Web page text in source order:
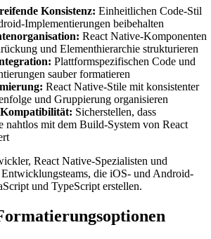
& Beautifier
Konsistenz: Einheitlichen Code-Stil
Implementierungen beibehalten
React Native-Komponenten
und Elementhierarchie strukturieren
Plattformspezifischen Code und
sauber formatieren
React Native-Stile mit konsistenter
und Gruppierung organisieren
Sicherstellen, dass
nahtlos mit dem Build-System von React
React Native-Spezialisten und
die iOS- und Android-
und TypeScript erstellen.